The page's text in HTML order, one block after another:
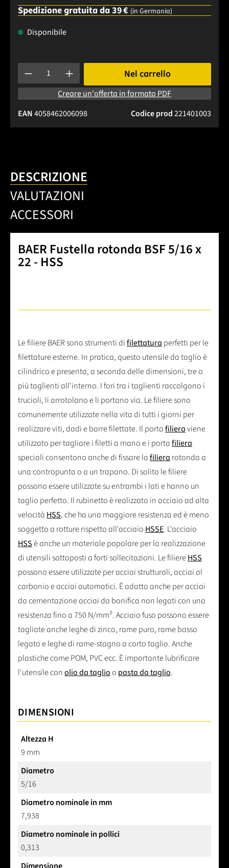
Spedizione gratuita da 39 € (in Germania)
Disponibile
Quantità del prodotto: inserisci la quantità desiderata o
Nel carrello
Creare un'offerta in formato PDF
Codice prod221401003
EAN4058462006098
DESCRIZIONE
VALUTAZIONI
ACCESSORI
BAER Fustella rotonda BSF 5/16 x
22 - HSS
Le filiere BAER sono strumenti difilettatura perfetti per le
filettature esterne. In pratica, questo utensile da taglio è
cilindrico e presenta, a seconda delle dimensioni, tre o
più taglienti all'interno. I fori tra i taglienti raccolgono i
trucioli, li arrotolano e li portano via. Le filiere sono
comunemente utilizzate nella vita di tutti i giorni per
realizzare viti, dadi e barre filettate. Il portafilieraviene
utilizzato per tagliare i filetti a mano e i portafiliera
speciali consentono anche di fissare lafiliera rotonda a
una contropunta o a un trapano. Di solito le filiere
possono essere utilizzate su entrambi i lati e hanno un
taglio perfetto. Il rubinetto è realizzato in acciaio ad alta
velocità HSS, che ha una maggiore resistenza ed è meno
soggetto a rotture rispetto all'acciaio HSSE. L'acciaio
HSSè anche un materiale popolare per la realizzazione
di utensili sottoposti a forti sollecitazioni. Le filiereHSS
possono essere utilizzate per acciai strutturali, acciai al
carbonio e acciai automatici. È adatto anche per acciai
da cementazione acciai da bonifica non legati con una
resistenza fino a 750 N/mm². Acciaio fuso possono essere
tagliate anche leghe di zinco, rame puro, rame basso
legato e leghe di rame-stagno a corto taglio. Anche
plastiche come POM, PVC ecc. È importante lubrificare
l'utensile conolio da taglioo pasta da taglio.
DIMENSIONI
Altezza H
9 mm
Diametro
5/16
Diametro nominale in mm
7,938
Diametro nominale in pollici
0,313